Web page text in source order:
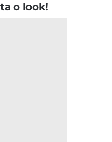
o look!